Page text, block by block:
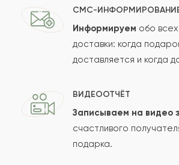
Сколько будет
Отзыв будет опубликован после
Проверяем на спам.
СМС-
Информируем обо
доставки: когда
доставляется и когда
ВИДЕООТЧЁТ
Записываем на видео
счастливого
подарка.